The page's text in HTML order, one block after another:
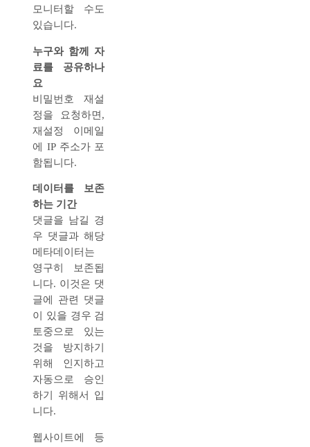
모니터할 수도
있습니다.
누구와 함께 자
료를 공유하나
요
비밀번호 재설
정을 요청하면,
재설정 이메일
에 IP 주소가 포
함됩니다.
데이터를 보존
하는 기간
댓글을 남길 경
우 댓글과 해당
메타데이터는
영구히 보존됩
니다. 이것은 댓
글에 관련 댓글
이 있을 경우 검
토중으로 있는
것을 방지하기
위해 인지하고
자동으로 승인
하기 위해서 입
니다.
웹사이트에 등